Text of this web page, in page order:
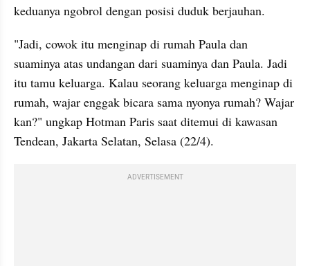
keduanya ngobrol dengan posisi duduk berjauhan.
"Jadi, cowok itu menginap di rumah Paula dan
suaminya atas undangan dari suaminya dan Paula. Jadi
itu tamu keluarga. Kalau seorang keluarga menginap di
rumah, wajar enggak bicara sama nyonya rumah? Wajar
kan?" ungkap Hotman Paris saat ditemui di kawasan
Tendean, Jakarta Selatan, Selasa (22/4).
ADVERTISEMENT